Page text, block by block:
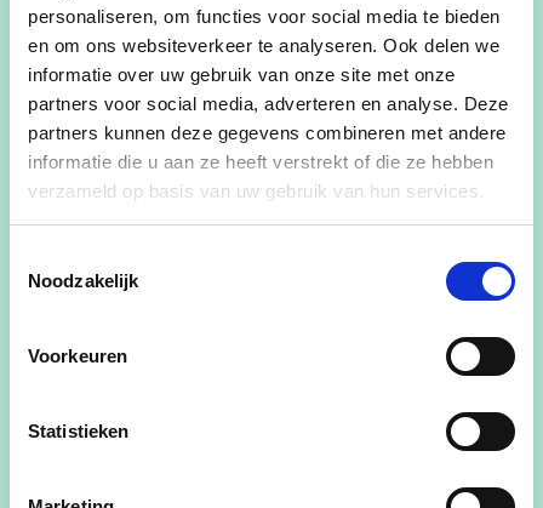
personaliseren, om functies voor social media te bieden
en om ons websiteverkeer te analyseren. Ook delen we
informatie over uw gebruik van onze site met onze
partners voor social media, adverteren en analyse. Deze
partners kunnen deze gegevens combineren met andere
informatie die u aan ze heeft verstrekt of die ze hebben
verzameld op basis van uw gebruik van hun services.
Noodzakelijk
Voorkeuren
Statistieken
18/02/24 at 00:30
Waar
CC De Biekorf
Stationsstraat 23
Lebbeke 9280
België
Jong CD&V Dendermonde, Buggenhout en